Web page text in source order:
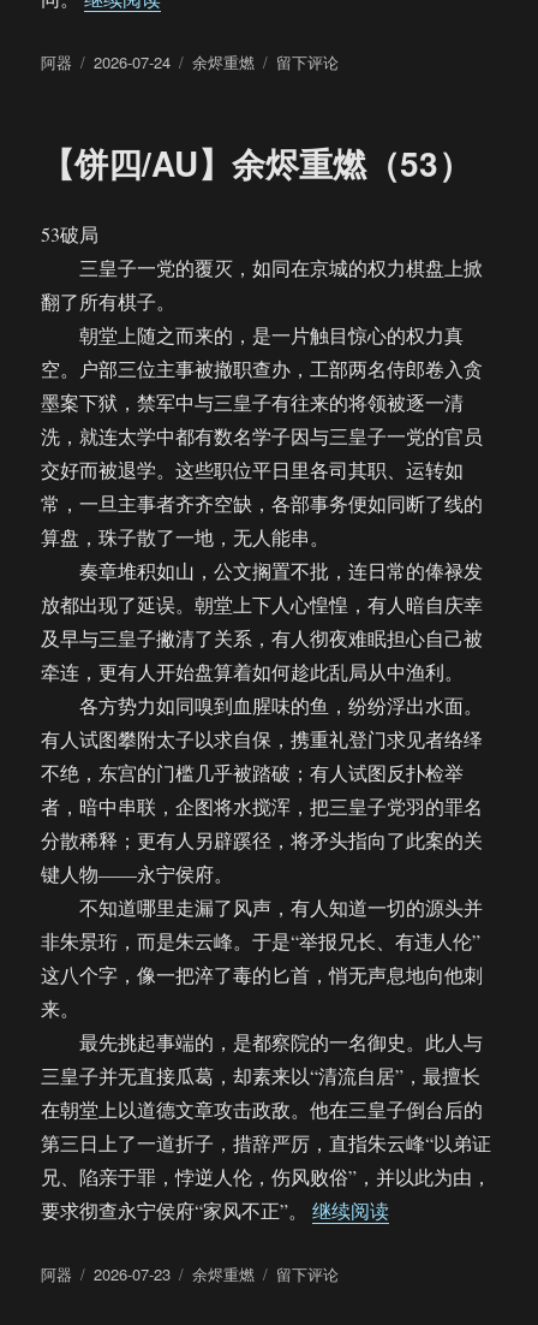
作
阿器
发
2026-07-24
分
余烬重燃
于
烬
重
留下评论
【饼四/AU】余烬重燃（53）
53破局
三皇子一党的覆灭，如同在京城的权力棋盘上掀
翻了所有棋子。
朝堂上随之而来的，是一片触目惊心的权力真
空。户部三位主事被撤职查办，工部两名侍郎卷入贪
墨案下狱，禁军中与三皇子有往来的将领被逐一清
洗，就连太学中都有数名学子因与三皇子一党的官员
交好而被退学。这些职位平日里各司其职、运转如
常，一旦主事者齐齐空缺，各部事务便如同断了线的
算盘，珠子散了一地，无人能串。
奏章堆积如山，公文搁置不批，连日常的俸禄发
放都出现了延误。朝堂上下人心惶惶，有人暗自庆幸
及早与三皇子撇清了关系，有人彻夜难眠担心自己被
牵连，更有人开始盘算着如何趁此乱局从中渔利。
各方势力如同嗅到血腥味的鱼，纷纷浮出水面。
有人试图攀附太子以求自保，携重礼登门求见者络绎
不绝，东宫的门槛几乎被踏破；有人试图反扑检举
者，暗中串联，企图将水搅浑，把三皇子党羽的罪名
分散稀释；更有人另辟蹊径，将矛头指向了此案的关
键人物——永宁侯府。
不知道哪里走漏了风声，有人知道一切的源头并
非朱景珩，而是朱云峰。于是“举报兄长、有违人伦”
这八个字，像一把淬了毒的匕首，悄无声息地向他刺
来。
最先挑起事端的，是都察院的一名御史。此人与
三皇子并无直接瓜葛，却素来以“清流自居”，最擅长
在朝堂上以道德文章攻击政敌。他在三皇子倒台后的
第三日上了一道折子，措辞严厉，直指朱云峰“以弟证
兄、陷亲于罪，悖逆人伦，伤风败俗”，并以此为由，
要求彻查永宁侯府“家风不正”。继续阅读“【饼四/AU】余
作
阿器
发
2026-07-23
分
余烬重燃
于
留下评论